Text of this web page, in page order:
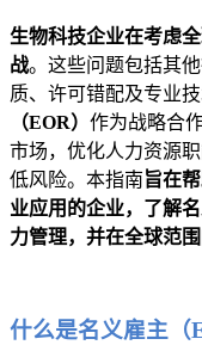
生物科技企业在考虑
战。这些问题包括其
质、许可错配及专业
（EOR） 作为战略合
市场，优化人力资源
低风险。本指南旨在
业应用的企业，了解
力管理，并在全球范围
什么是名义雇主（